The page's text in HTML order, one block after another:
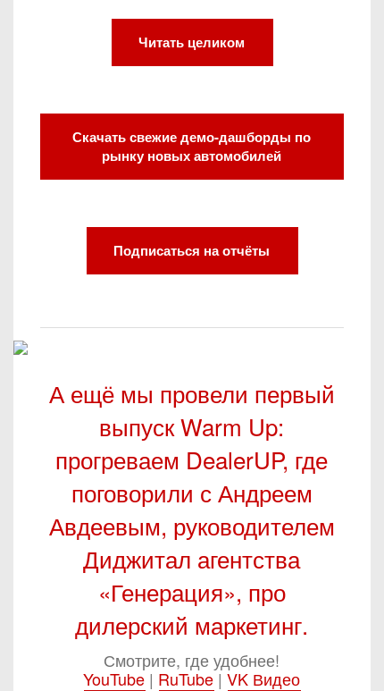
Читать целиком
Скачать свежие демо-дашборды по
рынку новых автомобилей
Подписаться на отчёты
А ещё мы провели первый
выпуск Warm Up:
прогреваем DealerUP, где
поговорили с Андреем
Авдеевым, руководителем
Диджитал агентства
«Генерация», про
дилерский маркетинг.
Смотрите, где удобнее!
YouTube | RuTube|VK Видео